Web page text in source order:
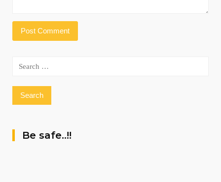
Search
Be safe..!!